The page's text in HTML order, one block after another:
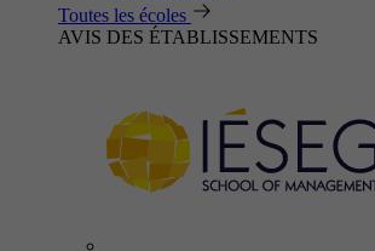
Toutes les écoles
AVIS DES ÉTABLISSEMENTS